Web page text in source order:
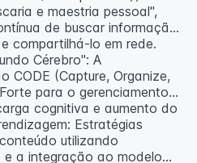
e maestria pessoal",
de buscar informação,
compartilhá-lo em rede.
Cérebro": A
CODE (Capture, Organize,
para o gerenciamento
cognitiva e aumento do
Estratégias
utilizando
a integração ao modelo